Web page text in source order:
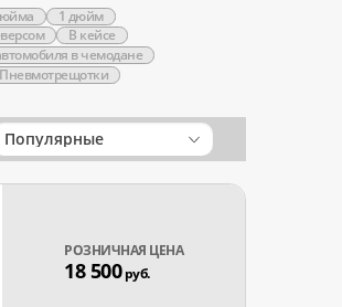
1 дюйм
В кейсе
в чемодане
Пневмотрещотки
Популярные
РОЗНИЧНАЯ ЦЕНА
18 500руб.